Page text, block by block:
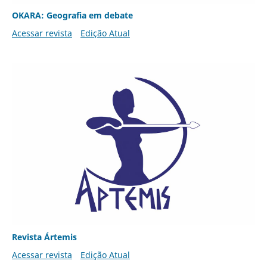
OKARA: Geografia em debate
Acessar revista
Edição Atual
Revista Ártemis
Acessar revista
Edição Atual